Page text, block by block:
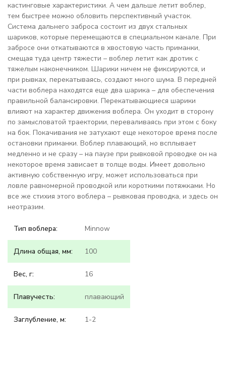
кастинговые характеристики. А чем дальше летит воблер,
тем быстрее можно обловить перспективный участок.
Система дальнего заброса состоит из двух стальных
шариков, которые перемещаются в специальном канале. При
забросе они откатываются в хвостовую часть приманки,
смещая туда центр тяжести – воблер летит как дротик с
тяжелым наконечником. Шарики ничем не фиксируются, и
при рывках, перекатываясь, создают много шума. В передней
части воблера находятся еще два шарика – для обеспечения
правильной балансировки. Перекатывающиеся шарики
влияют на характер движения воблера. Он уходит в сторону
по замысловатой траектории, переваливаясь при этом с боку
на бок. Покачивания не затухают еще некоторое время после
остановки приманки. Воблер плавающий, но всплывает
медленно и не сразу – на паузе при рывковой проводке он на
некоторое время зависает в толще воды. Имеет довольно
активную собственную игру, может использоваться при
ловле равномерной проводкой или короткими потяжками. Но
все же стихия этого воблера – рывковая проводка, и здесь он
неотразим.
Тип воблера: Minnow
Длина общая, мм: 100
Вес, г: 16
Плавучесть: плавающий
Заглубление, м: 1-2